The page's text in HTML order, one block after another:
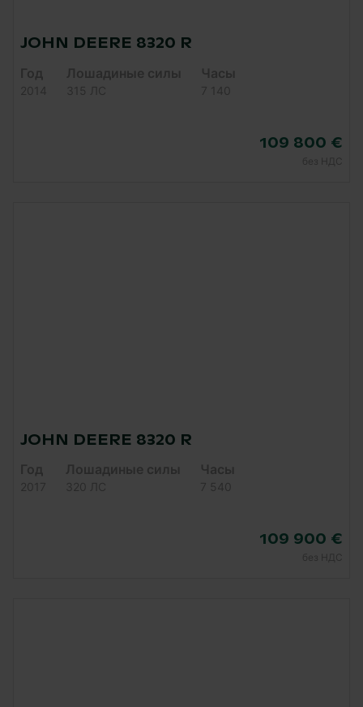
JOHN DEERE 8320 R
Год
2014
Лошадиные силы
315 ЛС
Часы
7 140
109 800 €
JOHN DEERE 8320 R
Год
2017
Лошадиные силы
320 ЛС
Часы
7 540
109 900 €
без НДС